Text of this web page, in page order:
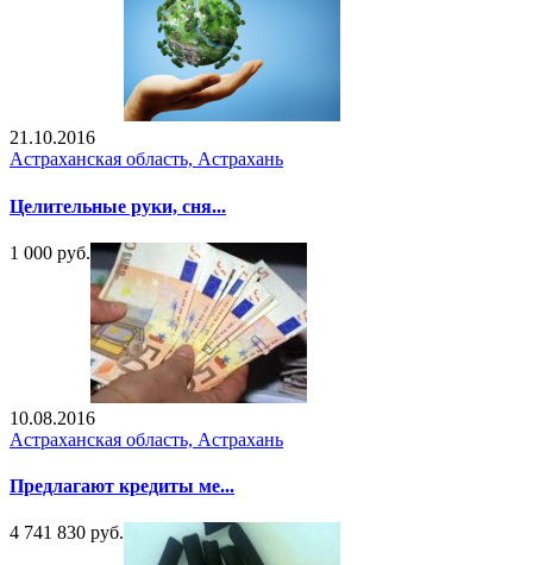
21.10.2016
Астраханская область, Астрахань
Целительные руки, сня...
1 000 руб.
10.08.2016
Астраханская область, Астрахань
Предлагают кредиты ме...
4 741 830 руб.